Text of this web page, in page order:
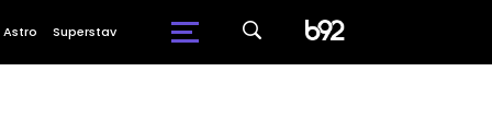
Astro Superstav